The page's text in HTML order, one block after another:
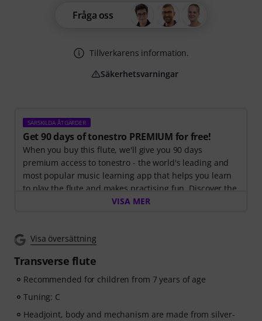
SÄRSKILDA ÅTGÄRDER
Get 90 days of tonestro PREMIUM for free!
When you buy this flute, we'll give you 90 days
premium access to tonestro - the world's leading and
most popular music learning app that helps you learn
to play the flute and makes practising fun. Discover the
60 interactive step-by-step
The interactive live feedback from tonestro listens to
immediately gives you feedback on pitch and rhythm.
Take the opportunity now to develop your flute skills
No automatic renewal!
VISA MER
Visa översättning
Transverse flute
Recommended for children from 7 years of age
Tuning: C
Headjoint, body and mechanism are made from silver-
Fråga oss
Tillverkarens information.
Säkerhetsvarningar